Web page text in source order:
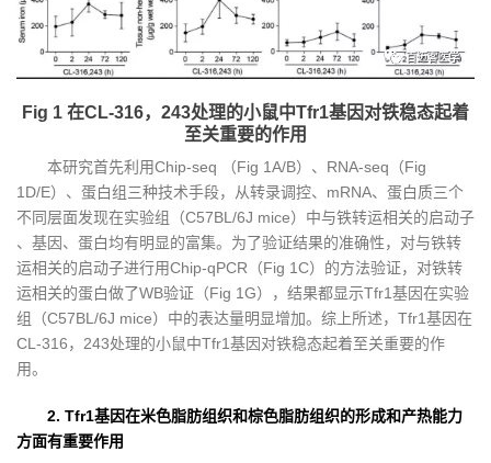
Fig 1 在CL-316，243处理的小鼠中Tfr1基因对铁稳态起着
至关重要的作用
本研究首先利用Chip-seq （Fig 1A/B）、RNA-seq（Fig
1D/E）、蛋白组三种技术手段，从转录调控、mRNA、蛋白质三个
不同层面发现在实验组（C57BL/6J mice）中与铁转运相关的启动子
、基因、蛋白均有明显的富集。为了验证结果的准确性，对与铁转
运相关的启动子进行用Chip-qPCR（Fig 1C）的方法验证，对铁转
运相关的蛋白做了WB验证（Fig 1G），结果都显示Tfr1基因在实验
组（C57BL/6J mice）中的表达量明显增加。综上所述，Tfr1基因在
CL-316，243处理的小鼠中Tfr1基因对铁稳态起着至关重要的作
用。
2. Tfr1基因在米色脂肪组织和棕色脂肪组织的形成和产热能力
方面有重要作用